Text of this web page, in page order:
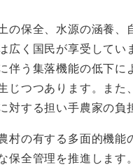
保全、水源の涵養、
広く国民が享受して
伴う集落機能の低下
じつつあります。ま
対する担い手農家の負
村の有する多面的機能
保全管理を推進しま